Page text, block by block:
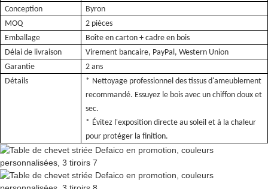
Conception
Byron
MOQ
2 pièces
Emballage
Boîte en carton + cadre en bois
Délai de livraison
Virement bancaire, PayPal, Western Union
Garantie
2 ans
Détails
* Nettoyage professionnel des tissus d'ameublement
recommandé. Essuyez le bois avec un chiffon doux et
sec.
* Évitez l'exposition directe au soleil et à la chaleur
pour protéger la finition.